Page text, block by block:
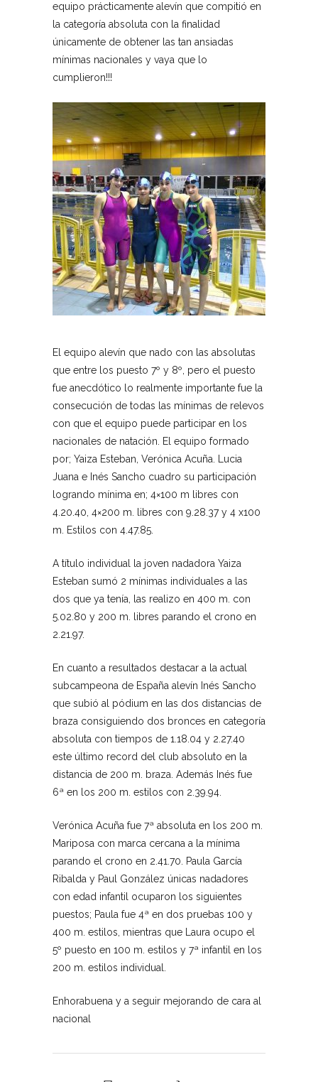
equipo prácticamente alevín que compitió en
la categoría absoluta con la finalidad
únicamente de obtener las tan ansiadas
mínimas nacionales y vaya que lo
cumplieron!!!
El equipo alevín que nado con las absolutas
que entre los puesto 7º y 8º, pero el puesto
fue anecdótico lo realmente importante fue la
consecución de todas las mínimas de relevos
con que el equipo puede participar en los
nacionales de natación. El equipo formado
por; Yaiza Esteban, Verónica Acuña. Lucia
Juana e Inés Sancho cuadro su participación
logrando mínima en; 4×100 m libres con
4.20.40, 4×200 m. libres con 9.28.37 y 4 x100
m. Estilos con 4.47.85.
A título individual la joven nadadora Yaiza
Esteban sumó 2 mínimas individuales a las
dos que ya tenía, las realizo en 400 m. con
5.02.80 y 200 m. libres parando el crono en
2.21.97.
En cuanto a resultados destacar a la actual
subcampeona de España alevín Inés Sancho
que subió al pódium en las dos distancias de
braza consiguiendo dos bronces en categoría
absoluta con tiempos de 1.18.04 y 2.27.40
este último record del club absoluto en la
distancia de 200 m. braza. Además Inés fue
6ª en los 200 m. estilos con 2.39.94.
Verónica Acuña fue 7ª absoluta en los 200 m.
Mariposa con marca cercana a la mínima
parando el crono en 2.41.70. Paula García
Ribalda y Paul González únicas nadadores
con edad infantil ocuparon los siguientes
puestos; Paula fue 4ª en dos pruebas 100 y
400 m. estilos, mientras que Laura ocupo el
5º puesto en 100 m. estilos y 7ª infantil en los
200 m. estilos individual.
Enhorabuena y a seguir mejorando de cara al
nacional